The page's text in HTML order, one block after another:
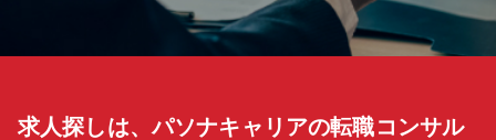
求人探しは、パソナキャリアの転職コンサル